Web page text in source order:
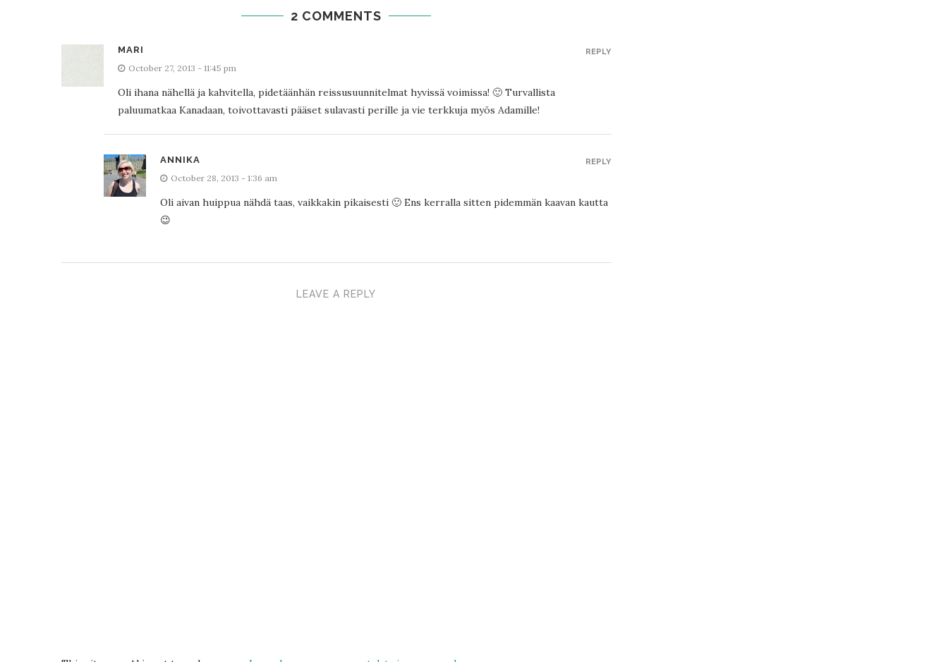
2 COMMENTS
MARI
October 27, 2013 - 11:45 pm
Oli ihana nähellä ja kahvitella, pidetäänhän reissusuunnitelmat hyvissä voimissa! 🙂 Turvallista
paluumatkaa Kanadaan, toivottavasti pääset sulavasti perille ja vie terkkuja myös Adamille!
REPLY
ANNIKA
October 28, 2013 - 1:36 am
Oli aivan huippua nähdä taas, vaikkakin pikaisesti 🙂 Ens kerralla sitten pidemmän kaavan kautta
😉
REPLY
LEAVE A REPLY